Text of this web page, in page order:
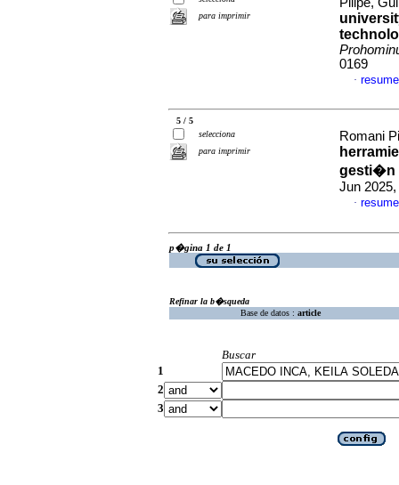
para imprimir
0169
·
5 / 5
selecciona
para imprimir
Romani
gesti�n
Jun
·
p�gina 1 de 1
Refinar la b�squeda
Base de datos : article
Buscar
1
2
3